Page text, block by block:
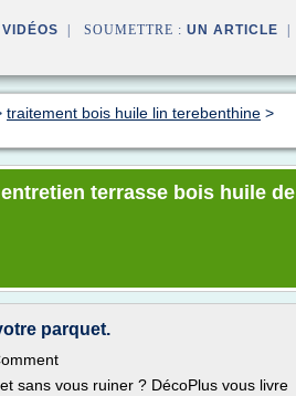
| SOUMETTRE : UN ARTICLE
traitement bois huile lin terebenthine >
terrasse bois huile de
parquet.
sans vous ruiner ? DécoPlus vous livre